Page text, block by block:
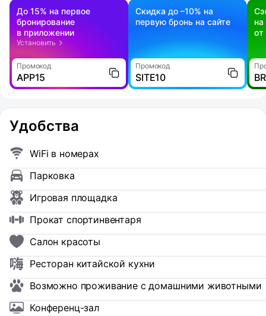
До 15% на первое
бронирование
в приложении
Установить
Промокод
APP15
Скидка до –10% на
первую бронь на сайте
Промокод
SITE10
на
Удобства
WiFi в номерах
Парковка
Игровая площадка
Прокат спортинвентаря
Салон красоты
Ресторан китайской кухни
Возможно проживание с домашними животными
Конференц-зал